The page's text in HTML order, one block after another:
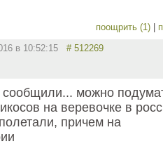
поощрить (1) |
в 10:52:15 # 512269
можно
на веревочке в
причем на